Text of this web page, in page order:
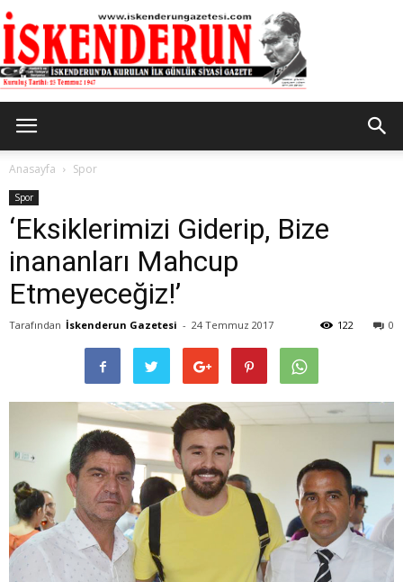
Gazetesi
Anasayfa Spor
Spor
‘Eksiklerimizi Giderip, Bize
inananları Mahcup
Etmeyeceğiz!’
Tarafından İskenderun Gazetesi - 24 Temmuz 2017 0
122